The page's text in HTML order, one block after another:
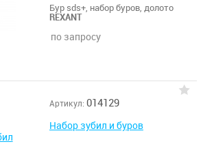
Бур sds+, набор буров, долото
REXANT
по запросу
Артикул: 014129
Набор зубил и буров